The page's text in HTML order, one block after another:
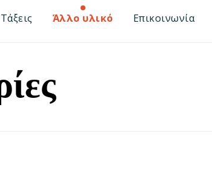
Τάξεις Άλλο υλικό Επικοινωνία